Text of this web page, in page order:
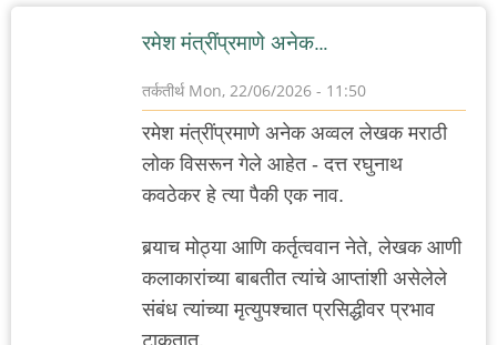
रमेश मंत्रींप्रमाणे अनेक…
तर्कतीर्थMon, 22/06/2026 - 11:50
रमेश मंत्रींप्रमाणे अनेक अव्वल लेखक मराठी
लोक विसरून गेले आहेत - दत्त रघुनाथ
कवठेकर हे त्या पैकी एक नाव.
बर्‍याच मोठ्या आणि कर्तृत्ववान नेते, लेखक आणी
कलाकारांच्या बाबतीत त्यांचे आप्तांशी असेलेले
संबंध त्यांच्या मृत्युपश्चात प्रसिद्धीवर प्रभाव
टाकतात.